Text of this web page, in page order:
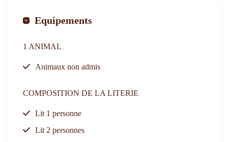
Equipements
1 ANIMAL
Animaux non admis
COMPOSITION DE LA LITERIE
Lit 1 personne
Lit 2 personnes